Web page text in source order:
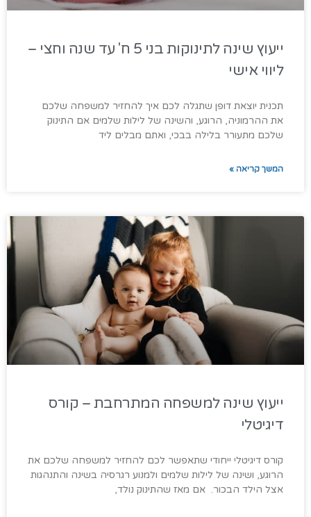
ייעוץ שינה לתינוקות בני 5 ח' עד שנה וחצי –
ליווי אישי
תכנית יוצאת דופן שתגלה לכם איך להחזיר למשפחה שלכם
את ההרמוניה, הרוגע, והשינה של לילות שלמים אם התינוק
שלכם מתעורר בלילה בבכי, ואתם מבלים ליד
המשך קריאה »
ייעוץ שינה למשפחה המתרחבת – קורס
דיגיטלי
קורס דיגיטלי ייחודי שתאפשר לכם להחזיר למשפחה שלכם את
הרוגע, ושינה של לילות שלמים ולמנוע רגרסיה בשינה והתנהגות
אצל הילד הבכור. אם מאז שהתינוק נולד,